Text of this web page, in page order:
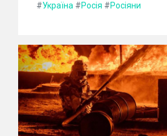
#Україна #Росія #Росіяни